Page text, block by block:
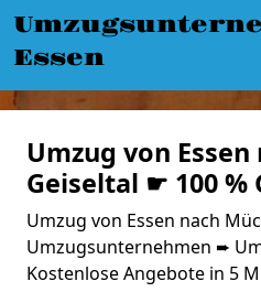
Essen
Umzug von
Geiseltal ☛ 100
Umzug von Essen nach
Umzugsunternehmen ➨
Kostenlose Angebote in 5